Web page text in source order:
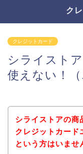
ク
クレジットカード
シライスト
使えない！（
シライストアの商
クレジットカード
という方はいませ